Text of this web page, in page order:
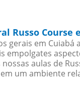
Russo Course
gerais em
empolgates
aulas de
um ambiente